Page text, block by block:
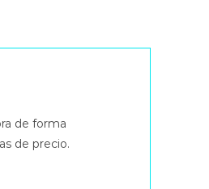
de forma
de precio.